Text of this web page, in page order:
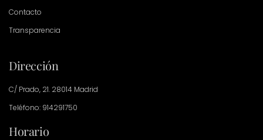
Contacto
Transparencia
Dirección
C/ Prado, 21. 28014 Madrid
Teléfono: 914291750
Horario